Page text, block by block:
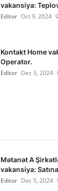
vakansiya:
Editor Oct 9, 2024
Kontakt Home
Operator.
Editor Dec 3, 2024
Mətanət A
vakansiya:
Editor Dec 5, 2024